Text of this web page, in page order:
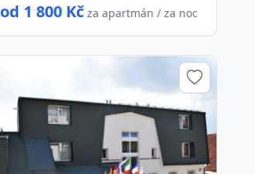
od 1 800 Kč za apartmán / za noc